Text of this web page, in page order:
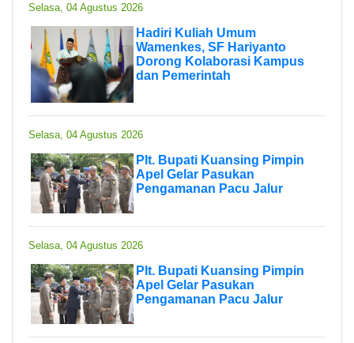
Selasa, 04 Agustus 2026
Hadiri Kuliah Umum
Wamenkes, SF Hariyanto
Dorong Kolaborasi Kampus
dan Pemerintah
Selasa, 04 Agustus 2026
Plt. Bupati Kuansing Pimpin
Apel Gelar Pasukan
Pengamanan Pacu Jalur
Selasa, 04 Agustus 2026
Plt. Bupati Kuansing Pimpin
Apel Gelar Pasukan
Pengamanan Pacu Jalur